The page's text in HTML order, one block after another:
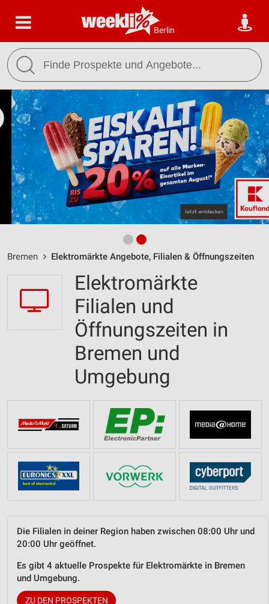
Berlin
Bremen Elektromärkte Angebote, Filialen & Öffnungszeiten
Elektromärkte
Filialen und
Öffnungszeiten in
Bremen und
Umgebung
Die Filialen in deiner Region haben zwischen 08:00 Uhr und
20:00 Uhr geöffnet.
Es gibt 4 aktuelle Prospekte für Elektromärkte in Bremen
und Umgebung.
ZU DEN PROSPEKTEN